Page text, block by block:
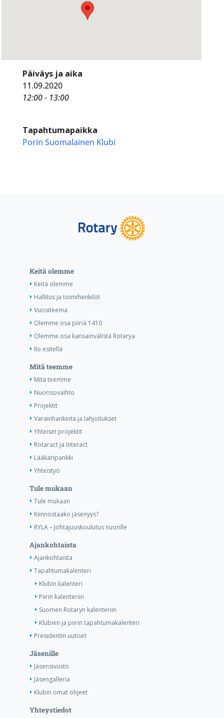
Päiväys ja aika
11.09.2020
12:00 - 13:00
Tapahtumapaikka
Porin Suomalainen Klubi
Keitä olemme
Keitä olemme
Hallitus ja toimihenkilöt
Vuositeema
Olemme osa piiriä 1410
Olemme osa kansainvälistä Rotarya
Ilo esitellä
Mitä teemme
Mitä teemme
Nuorisovaihto
Projektit
Varainhankinta ja lahjoitukset
Yhteiset projektit
Rotaract ja Interact
Lääkäripankki
Yhteistyö
Tule mukaan
Tule mukaan
Kiinnostaako jäsenyys?
RYLA – Johtajuuskoulutus nuorille
Ajankohtaista
Ajankohtaista
Tapahtumakalenteri
Klubin kalenteri
Piirin kalenteriin
Suomen Rotaryn kalenteriin
Klubien ja piirin tapahtumakalenteri
Presidentin uutiset
Jäsenille
Jäsensivusto
Jäsengalleria
Klubin omat ohjeet
Yhteystiedot